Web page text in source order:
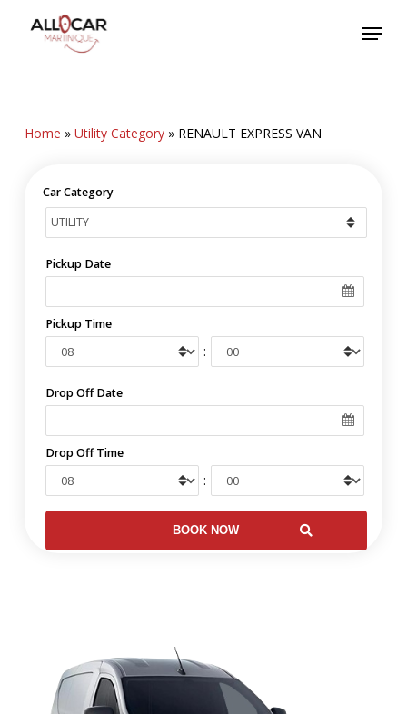
Menu
Home » Utility Category» RENAULT EXPRESS VAN
Car Category
Pickup Date
Pickup Time
:
Drop Off Date
Drop Off Time
: